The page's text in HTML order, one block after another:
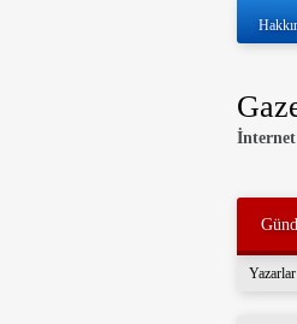
İnternet
Yazarlar